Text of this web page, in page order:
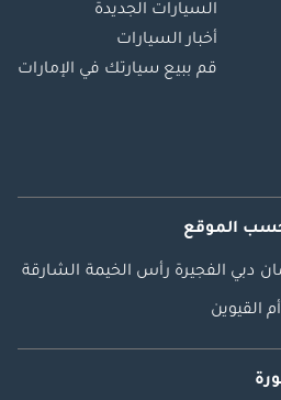
السيارات الجديدة
أخبار السيارات
قم ببيع سيارتك في الإمارات
الموقع
دبي الفجيرة رأس الخيمة الشارقة
أم القيوين